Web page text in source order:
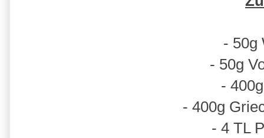
- 50g
- 50g
-
- 400g
- 4 TL